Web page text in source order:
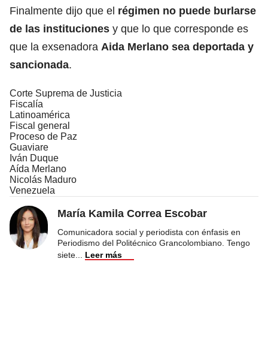
Finalmente dijo que el régimen no puede burlarse
de las instituciones y que lo que corresponde es
que la exsenadora Aida Merlano sea deportada y
sancionada.
Corte Suprema de Justicia
Fiscalía
Latinoamérica
Fiscal general
Proceso de Paz
Guaviare
Iván Duque
Aída Merlano
Nicolás Maduro
Venezuela
María Kamila Correa Escobar
Comunicadora social y periodista con énfasis en
Periodismo del Politécnico Grancolombiano. Tengo
siete
Leer más